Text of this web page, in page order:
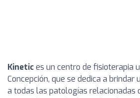
Kinetices un centro de fisioterapia
Concepción, que se dedica a
a todas las patologías relacionadas